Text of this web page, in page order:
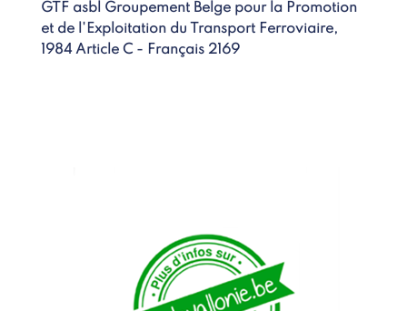
GTF asbl Groupement Belge pour la Promotion
et de l'Exploitation du Transport Ferroviaire,
1984 Article C - Français 2169